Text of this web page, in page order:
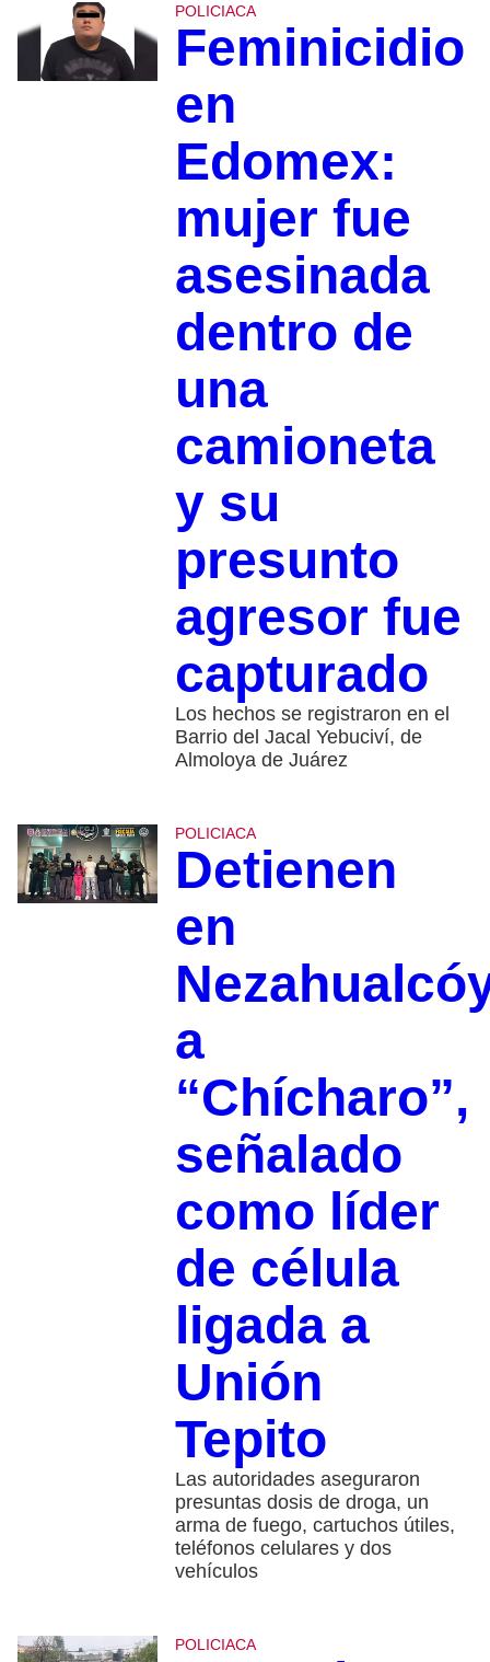
POLICIACA
Feminicidio
en
Edomex:
mujer fue
asesinada
dentro de
una
camioneta
y su
presunto
agresor fue
capturado
Los hechos se registraron en el
Barrio del Jacal Yebuciví, de
Almoloya de Juárez
POLICIACA
Detienen
en
a
“Chícharo”,
señalado
como líder
de célula
ligada a
Unión
Tepito
Las autoridades aseguraron
presuntas dosis de droga, un
arma de fuego, cartuchos útiles,
teléfonos celulares y dos
vehículos
POLICIACA